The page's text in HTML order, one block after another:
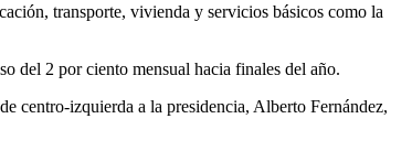
transporte, vivienda y servicios básicos como la
del 2 por ciento mensual hacia finales del año.
centro-izquierda a la presidencia, Alberto Fernández,